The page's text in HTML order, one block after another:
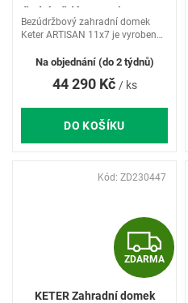
R
šedohnědá/antracit 245704
44 290 Kč / ks
DO KOŠÍKU
Bezúdržbový zahradní domek
Keter ARTISAN 11x7 je vyroben
Duotech. Technologie Keter
dvojitých stěn s vnitřní výztuží a...
Na objednání (do 2 týdnů)
Z
D
ZDARMA
KETER Zahradní domek
Kód: ZD230447